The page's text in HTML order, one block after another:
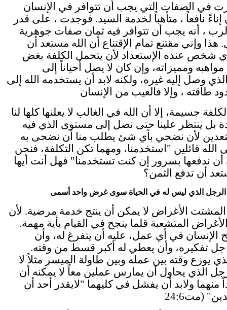
في الصفات التي يجب أن تتوافر في الإنسان
نافعاً ، متأهباً لخدمة السيد. فوجدت ، على قدر
، أنه يجب أن تتوافر فيه ثمان صفات جوهرية
هذا وإني مقتنع تمام الإقتناع أن الله مستعد أن
شخص عنده الإستعداد لأن يتحمل الكلفة بغض
ومميزاته، وإن كان لا يصل أحياناً إلى
وصل إليه غيره، ولكنه لابد أن يستخدمه الله إلى
جسيمة، إلا أن الله في الغالب لا يعلنها كلها لنا
بل ينتظر علينا حتى نصل إلى مستوى الذي فيه
لأن نضحي بأي شئ يطلب منا أن نضحى به
الله قائلين "استخدمنا، ومهما تكن التكلفة، فنحن
ندفعها بسرور إن كنت تستخدمنا" فهل أنت أيها
أن تدفع الثمن؟
الرجل الذي ليس له في الحياة سوى غرض واحد أسمى
الأغراض لا يمكن أن ينتج خدمة مرضية. لأن
المتشعبة قلما ينجح في القيام بأية مهمة.
الإنسان في أي عمل، عليه أن يتفرغ له، وأن
تفكيره، وأن يعطي له أكبر قسط من وقته.
يوزع وقته بين عمله وبين طاولة الميسر مثلاً لا
الذي يحاول أن يمارس عملين معاً لا يمكنه أن
منهما ولابد أن يفشل في كليهما "لايقدر أحد أن